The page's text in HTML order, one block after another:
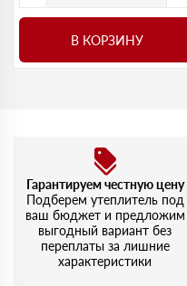
В КОРЗИНУ
Гарантируем честную цену
Подберем утеплитель под
ваш бюджет и предложим
выгодный вариант без
переплаты за лишние
характеристики